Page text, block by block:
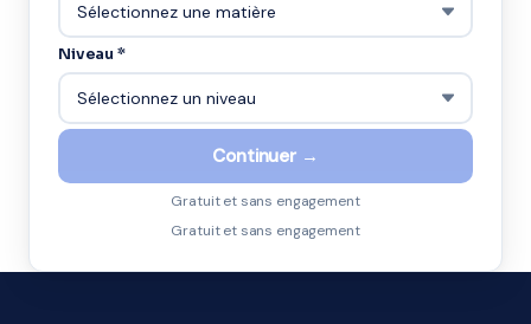
Niveau *
Continuer →
Gratuit et sans engagement
Gratuit et sans engagement